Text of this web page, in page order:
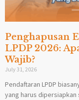
Penghapusan
LPDP 2026:
Wajib?
July 31, 2026
Pendaftaran LPDP
yang harus dipersiapkan